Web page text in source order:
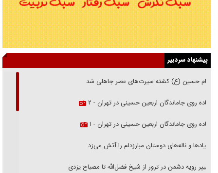
پیشنهاد سردبیر
امام حسین (ع) کشته سیرت‌های عصر جاهلی شد
پیاده روی جاماندگان اربعین حسینی در تهران - ۲
پیاده روی جاماندگان اربعین حسینی در تهران - ۱
فریاد‌ها و ناله‌های دوستان مبارزدلم را آتش می‌زد
تغییر رویه دشمن در ترور از شیخ فضل‌الله تا مصباح یزدی